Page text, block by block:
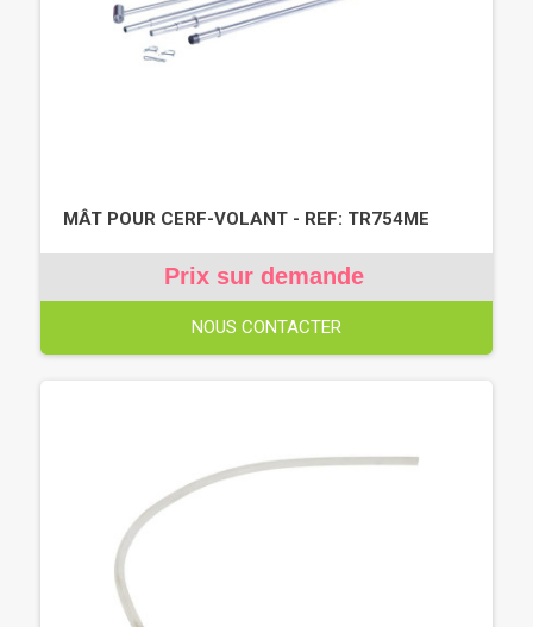
MÂT POUR CERF-VOLANT - REF: TR754ME
Prix sur demande
NOUS CONTACTER